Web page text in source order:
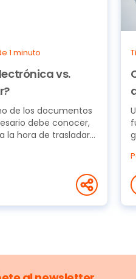
1 minuto
vs.
de los documentos
debe conocer,
la hora de trasladar